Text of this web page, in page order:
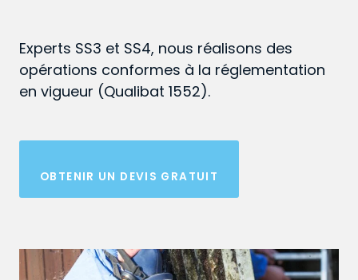
Experts SS3 et SS4, nous réalisons des
opérations conformes à la réglementation
en vigueur (Qualibat 1552).
OBTENIR UN DEVIS GRATUIT